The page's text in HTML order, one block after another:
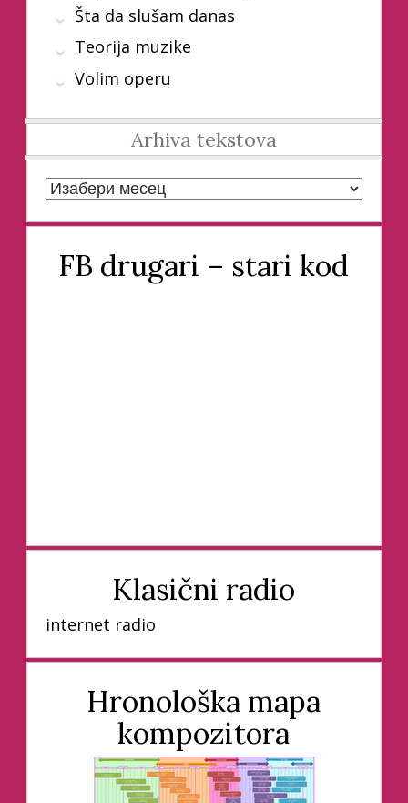
Šta da slušam danas
Teorija muzike
Volim operu
Arhiva tekstova
Arhiva tekstova
FB drugari – stari kod
Klasični radio
internet radio
Hronološka mapa
kompozitora